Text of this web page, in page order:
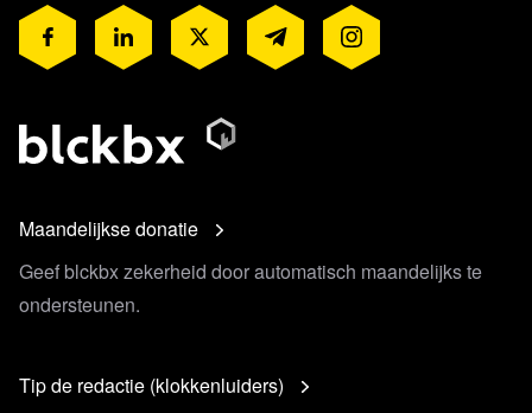
Maandelijkse donatie
Geef blckbx zekerheid door automatisch maandelijks te
ondersteunen.
Tip de redactie (klokkenluiders)